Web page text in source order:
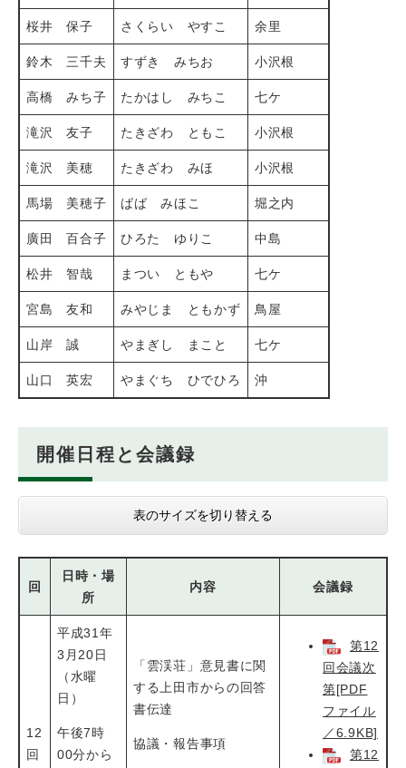
桜井 保子 さくらい やすこ 余里
鈴木 三千夫 すずき みちお 小沢根
高橋 みち子 たかはし みちこ 七ケ
滝沢 友子 たきざわ ともこ 小沢根
滝沢 美穂 たきざわ みほ 小沢根
馬場 美穂子 ばば みほこ 堀之内
廣田 百合子 ひろた ゆりこ 中島
松井 智哉 まつい ともや 七ケ
宮島 友和 みやじま ともかず 鳥屋
山岸 誠 やまぎし まこと 七ケ
山口 英宏 やまぐち ひでひろ 沖
開催日程と会議録
表のサイズを切り替える
回
日時・場
所
内容 会議録
12
回
平成31年
3月20日
（水曜
日）
午後7時
00分から
「雲渓荘」意見書に関
する上田市からの回答
書伝達
協議・報告事項
第12
回会議次
第[PDF
ファイル
／6.9KB]
第12